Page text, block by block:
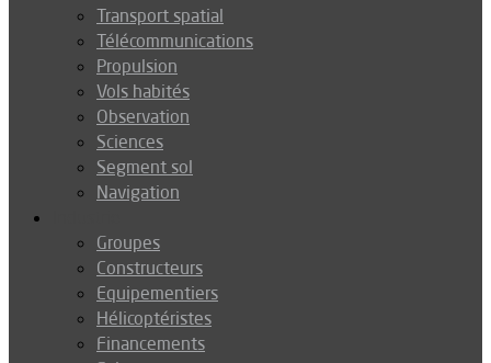
Transport spatial
Télécommunications
Propulsion
Vols habités
Observation
Sciences
Segment sol
Navigation
Groupes
Constructeurs
Equipementiers
Hélicoptéristes
Financements